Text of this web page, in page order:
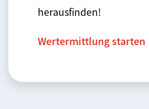
herausfinden!
Wertermittlung starten